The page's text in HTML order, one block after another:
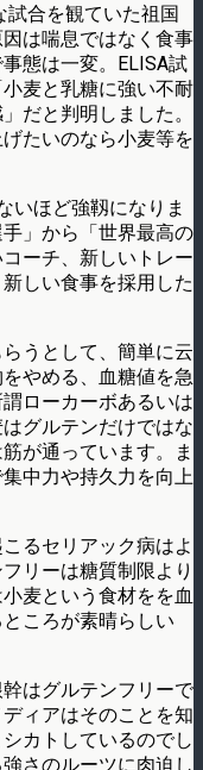
試合を観ていた祖国
は喘息ではなく食事
態は一変。ELISA試
麦と乳糖に強い不耐
だと判明しました。
たいのなら小麦等を
いほど強靱になりま
」から「世界最高の
ーチ、新しいトレー
しい食事を採用した
うとして、簡単に云
やめる、血糖値を急
ローカーボあるいは
グルテンだけではな
が通っています。ま
中力や持久力を向上
るセリアック病はよ
リーは糖質制限より
麦という食材をを血
ころが素晴らしい
はグルテンフリーで
ィアはそのことを知
カトしているのでし
さのルーツに肉迫し